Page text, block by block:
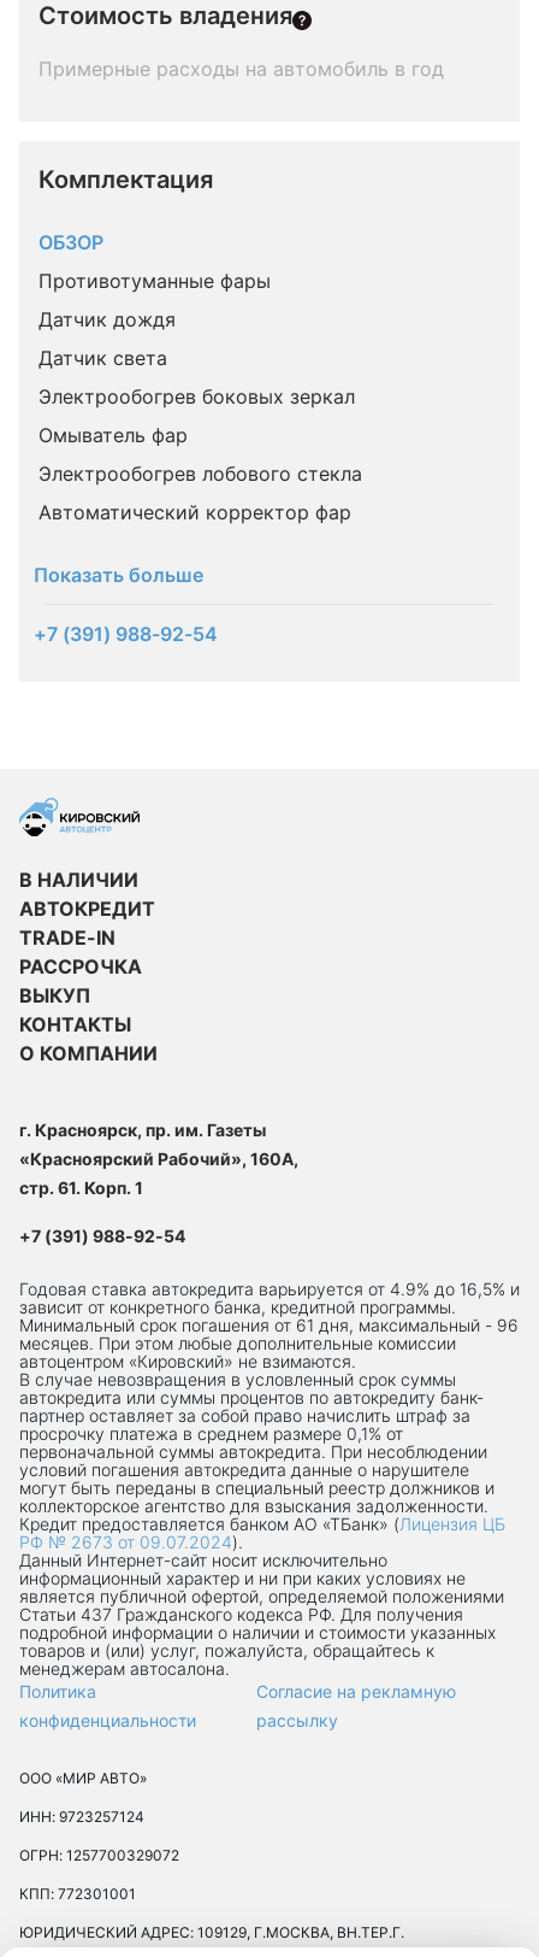
Стоимость владения
Примерные расходы на автомобиль в год
Комплектация
ОБЗОР
Противотуманные фары
Датчик дождя
Датчик света
Электрообогрев боковых зеркал
Омыватель фар
Электрообогрев лобового стекла
Автоматический корректор фар
Показать больше
+7 (391) 988-92-54
В НАЛИЧИИ
АВТОКРЕДИТ
TRADE-IN
РАССРОЧКА
ВЫКУП
КОНТАКТЫ
О КОМПАНИИ
г. Красноярск, пр. им. Газеты
«Красноярский Рабочий», 160А,
стр. 61. Корп. 1
+7 (391) 988-92-54
Годовая ставка автокредита варьируется от 4.9% до 16,5% и
зависит от конкретного банка, кредитной программы.
Минимальный срок погашения от 61 дня, максимальный - 96
месяцев. При этом любые дополнительные комиссии
автоцентром «Кировский» не взимаются.
В случае невозвращения в условленный срок суммы
автокредита или суммы процентов по автокредиту банк-
партнер оставляет за собой право начислить штраф за
просрочку платежа в среднем размере 0,1% от
первоначальной суммы автокредита. При несоблюдении
условий погашения автокредита данные о нарушителе
могут быть переданы в специальный реестр должников и
коллекторское агентство для взыскания задолженности.
Кредит предоставляется банком АО «ТБанк» (Лицензия ЦБ
РФ № 2673 от 09.07.2024).
Данный Интернет-сaйт носит исключительно
информационный характер и ни при каких условиях не
является публичной офертой, определяемой положениями
Статьи 437 Гражданского кодекса РФ. Для получения
подробной информации о наличии и стоимости указанных
товаров и (или) услуг, пожалуйста, обращайтесь к
менеджерам автосалона.
Политика
конфиденциальности
Согласие на рекламную
рассылку
ООО «МИР АВТО»
ИНН: 9723257124
ОГРН: 1257700329072
КПП: 772301001
ЮРИДИЧЕСКИЙ АДРЕС: 109129, Г.МОСКВА, ВН.ТЕР.Г.